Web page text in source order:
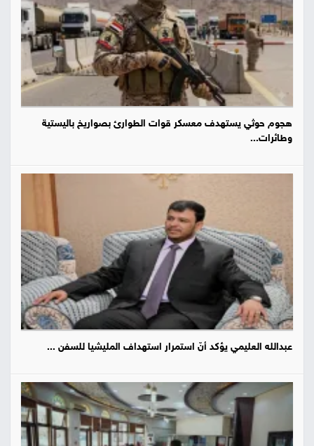
هجوم حوثي يستهدف معسكر قوات الطوارئ بصواريخ باليستية
وطائرات...
عبدالله العليمي يؤكد أنّ استمرار استهداف المليشيا للسفن ...